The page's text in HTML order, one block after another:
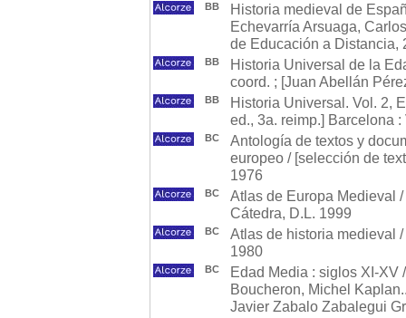
BB
Historia medieval de
Echevarría Arsuaga,
de Educación a Distancia,
BB
Historia Universal de la
coord. ; [Juan Abellán
BB
Historia Universal. Vol. 2,
ed., 3a. reimp.] Barcelona
BC
Antología de textos y
europeo / [selección de
1976
BC
Atlas de Europa Medieval
Cátedra, D.L. 1999
BC
Atlas de historia medieval
1980
BC
Edad Media : siglos XI-XV
Boucheron, Michel
Javier Zabalo Zabalegui